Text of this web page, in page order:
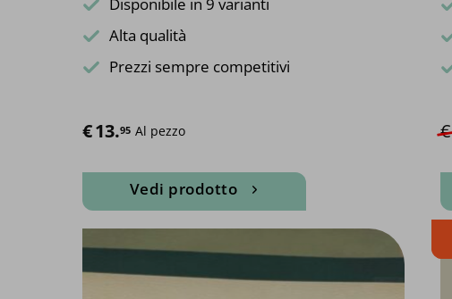
Alta qualità
Prezzi sempre competitivi
€13.95 Al pezzo
Vedi prodotto
ha
più
€